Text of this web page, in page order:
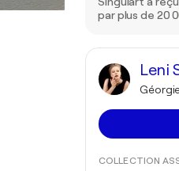
par plus de 20
Leni
COLLECTION